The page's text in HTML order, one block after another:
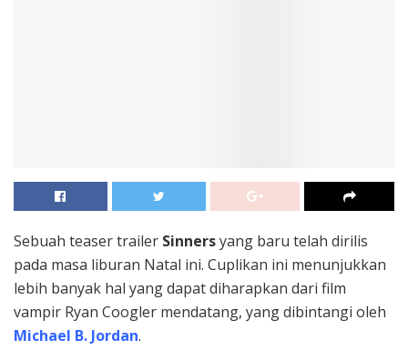
Sebuah teaser trailer Sinnersyang baru telah dirilis
pada masa liburan Natal ini. Cuplikan ini menunjukkan
lebih banyak hal yang dapat diharapkan dari film
vampir Ryan Coogler mendatang, yang dibintangi oleh
Michael B. Jordan.